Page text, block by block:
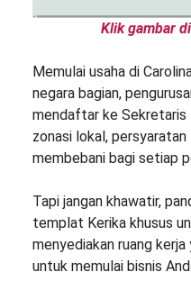
Klik gambar
Memulai usaha di
negara bagian,
mendaftar ke Sekretaris
zonasi lokal,
membebani bagi setiap
Tapi jangan khawatir,
templat Kerika khusus
menyediakan ruang
untuk memulai bisnis